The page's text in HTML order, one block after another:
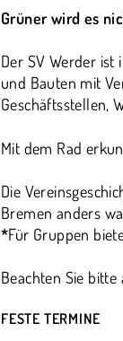
Grüner wird es
Der SV Werder
und Bauten mit
Geschäftsstellen,
Mit dem Rad
Die
Bremen anders
*Für Gruppen
Beachten Sie
FESTE TERMINE